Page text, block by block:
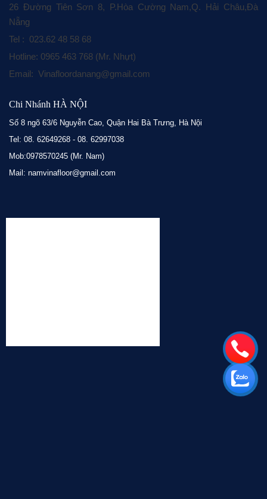
26 Đường Tiên Sơn 8, P.Hòa Cường Nam,Q. Hải Châu,Đà
Nẵng
Tel : 023.62 48 58 68
Hotline: 0965 463 768 (Mr. Nhựt)
Email: Vinafloordanang@gmail.com
Chi Nhánh HÀ NỘI
Số 8 ngõ 63/6 Nguyễn Cao, Quận Hai Bà Trưng, Hà Nội
Tel: 08. 62649268 - 08. 62997038
Mob:0978570245 (Mr. Nam)
Mail: namvinafloor@gmail.com